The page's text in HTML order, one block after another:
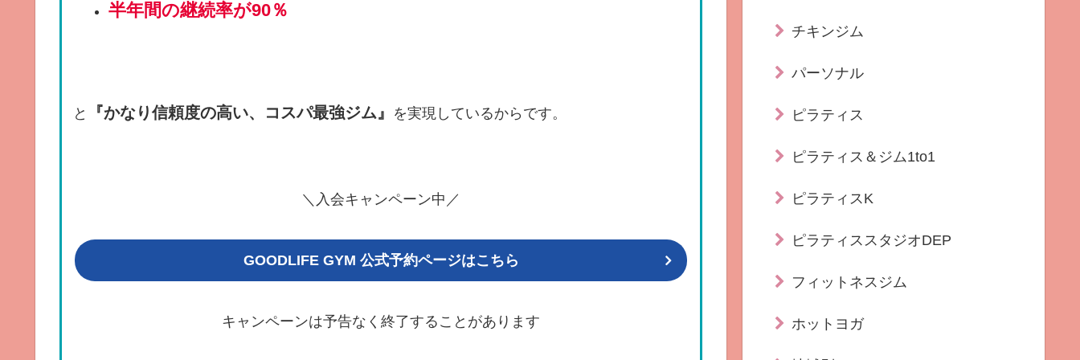
半年間の継続率が90％
と 『かなり信頼度の高い、コスパ最強ジム』 を実現しているからです。
＼入会キャンペーン中／
GOODLIFE GYM 公式予約ページはこちら
キャンペーンは予告なく終了することがあります
チキンジム
パーソナル
ピラティス
ピラティス＆ジム1to1
ピラティスK
ピラティススタジオDEP
フィットネスジム
ホットヨガ